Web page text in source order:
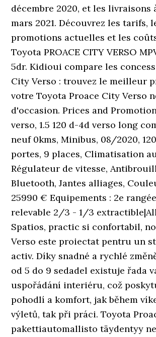
décembre 2020, et les livraisons
mars 2021. Découvrez les tarifs,
promotions actuelles et les
Toyota PROACE CITY VERSO
5dr. Kidioui compare les
City Verso : trouvez le meilleur
votre Toyota Proace City Verso
d'occasion. Prices and
verso, 1.5 120 d-4d verso long
neuf 0kms, Minibus, 08/2020,
portes, 9 places, Climatisation
Régulateur de vitesse,
Bluetooth, Jantes alliages,
25990 € Equipements : 2e
relevable 2/3 - 1/3
Spatios, practic si confortabil,
Verso este proiectat pentru un
activ. Díky snadné a rychlé
od 5 do 9 sedadel existuje řada
uspořádání interiéru, což
pohodlí a komfort, jak během
výletů, tak při práci. Toyota
pakettiautomallisto täydentyy